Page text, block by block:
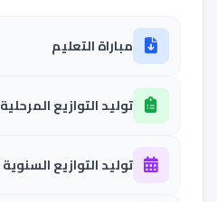
مباراة التعليم
توليد التوازيع المرحلية
توليد التوازيع السنوية